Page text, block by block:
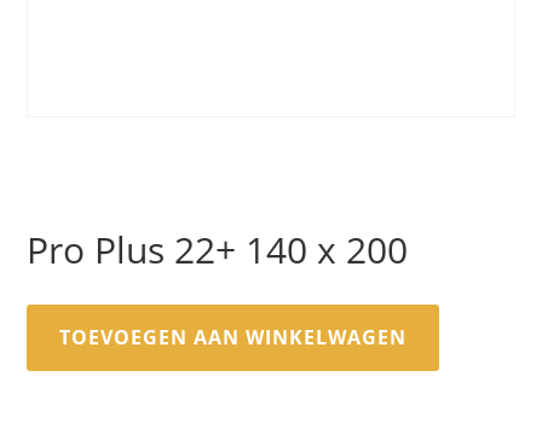
Pro Plus 22+ 140 x 200
TOEVOEGEN AAN WINKELWAGEN